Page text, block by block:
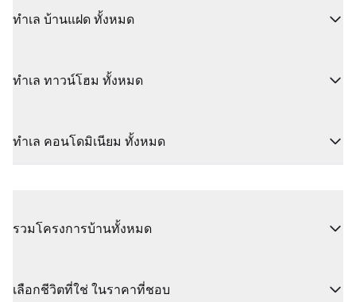
ทำเล บ้านแฝด ทั้งหมด
ทำเล ทาวน์โฮม ทั้งหมด
ทำเล คอนโดมิเนียม ทั้งหมด
รวมโครงการบ้านทั้งหมด
เลือกชีวิตที่ใช่ ในราคาที่ชอบ